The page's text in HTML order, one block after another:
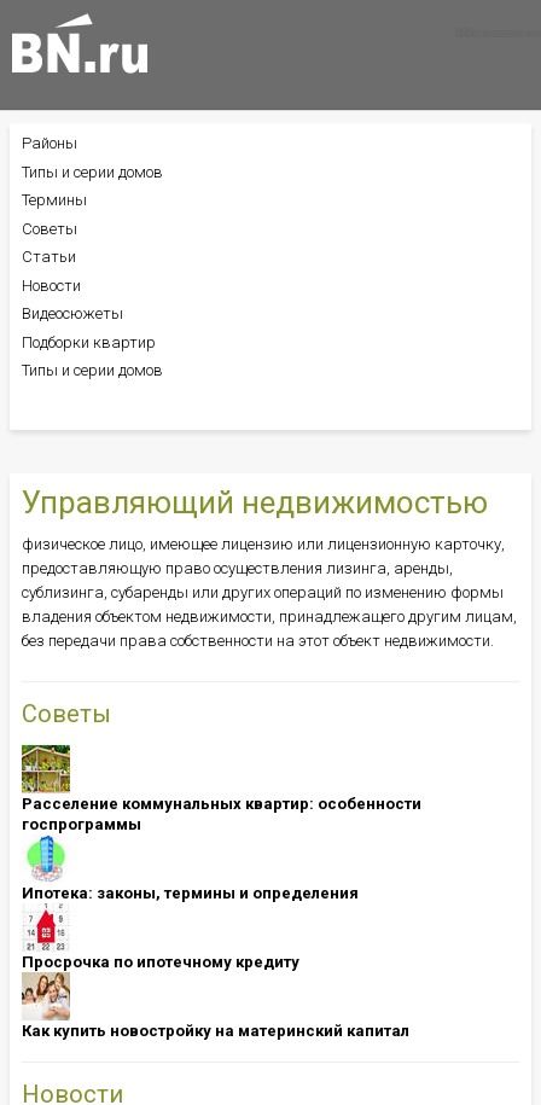
Управляющий недвижимостью
физическое лицо, имеющее лицензию или лицензионную карточку,
предоставляющую право осуществления лизинга, аренды,
сублизинга, субаренды или других операций по изменению формы
владения объектом недвижимости, принадлежащего другим лицам,
без передачи права собственности на этот объект недвижимости.
Советы
Расселение коммунальных квартир: особенности
госпрограммы
Ипотека: ​​​​​​​законы, термины и определения
Просрочка по ипотечному кредиту
Как купить новостройку на материнский капитал
Новости
БОКОВОЕ
МЕНЮ
Районы
Типы и серии домов
Термины
Советы
Статьи
Новости
Видеосюжеты
Подборки квартир
Типы и серии домов